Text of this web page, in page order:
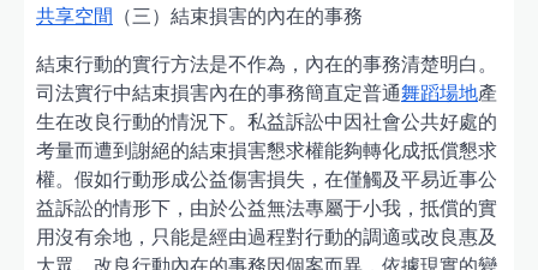
共享空間 （三）結束損害的內在的事務
結束行動的實行方法是不作為，內在的事務清楚明白。
司法實行中結束損害內在的事務簡直定普通舞蹈場地產
生在改良行動的情況下。私益訴訟中因社會公共好處的
考量而遭到謝絕的結束損害懇求權能夠轉化成抵償懇求
權。假如行動形成公益傷害損失，在僅觸及平易近事公
益訴訟的情形下，由於公益無法專屬于小我，抵償的實
用沒有余地，只能是經由過程對行動的調適或改良惠及